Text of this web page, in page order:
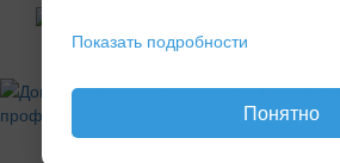
Иногда стоит
Показать подробности
Понятно